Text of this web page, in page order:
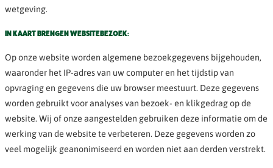
wetgeving.
IN KAART BRENGEN WEBSITEBEZOEK:
Op onze website worden algemene bezoekgegevens bijgehouden,
waaronder het IP-adres van uw computer en het tijdstip van
opvraging en gegevens die uw browser meestuurt. Deze gegevens
worden gebruikt voor analyses van bezoek- en klikgedrag op de
website. Wij of onze aangestelden gebruiken deze informatie om de
werking van de website te verbeteren. Deze gegevens worden zo
veel mogelijk geanonimiseerd en worden niet aan derden verstrekt.